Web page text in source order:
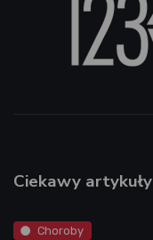
Ciekawy artykuły
Choroby